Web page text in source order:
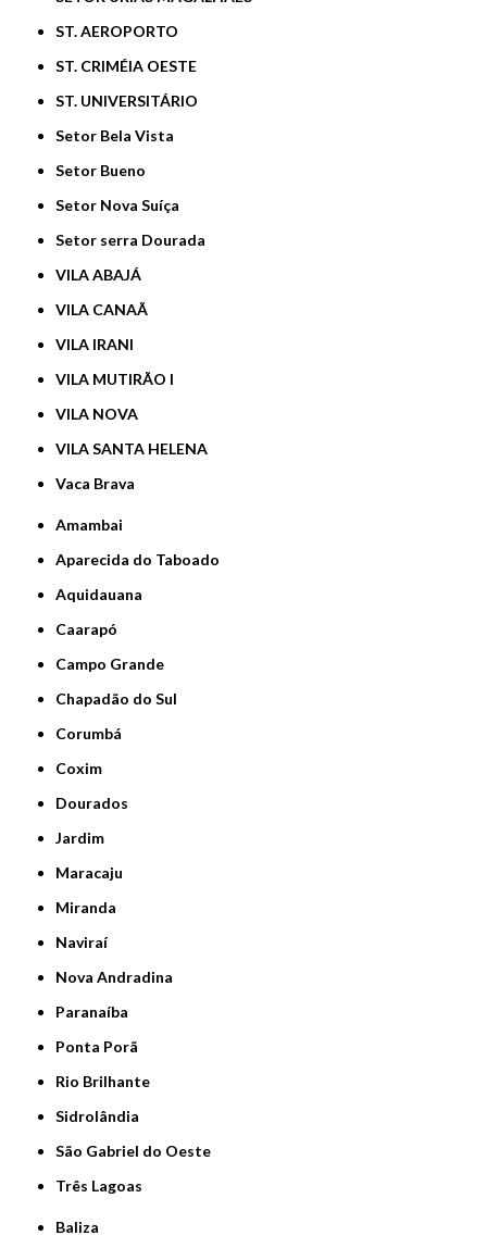
ST. AEROPORTO
ST. CRIMÉIA OESTE
ST. UNIVERSITÁRIO
Setor Bela Vista
Setor Bueno
Setor Nova Suíça
Setor serra Dourada
VILA ABAJÁ
VILA CANAÃ
VILA IRANI
VILA MUTIRÃO I
VILA NOVA
VILA SANTA HELENA
Vaca Brava
Amambai
Aparecida do Taboado
Aquidauana
Caarapó
Campo Grande
Chapadão do Sul
Corumbá
Coxim
Dourados
Jardim
Maracaju
Miranda
Naviraí
Nova Andradina
Paranaíba
Ponta Porã
Rio Brilhante
Sidrolândia
São Gabriel do Oeste
Três Lagoas
Baliza